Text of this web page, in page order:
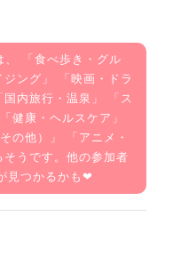
「 食べ歩き・グル
ジング 」 「 映画・ドラ
国内旅行・温泉 」 「 ス
健康・ヘルスケア 」
の他） 」 「 アニメ・
そうです。他の参加者
見つかるかも❤